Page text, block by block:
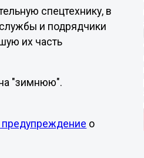
спецтехнику, в
и подрядчики
их часть
"зимнюю".
предупреждение о